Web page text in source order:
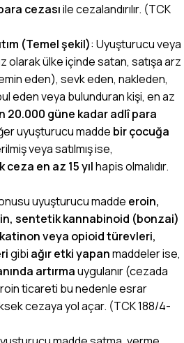
cezasıile cezalandırılır. (TCK
(Temel şekil): Uyuşturucu veya
olarak ülke içinde satan, satışa arz
eden), sevk eden, nakleden,
eden veya bulunduran kişi, en az
20.000 güne kadar adlî para
uyuşturucu madde bir çocuğa
veya satılmış ise,
en az 15 yılhapis olmalıdır.
uyuşturucu madde eroin,
sentetik kannabinoid (bonzai)
veya opioid türevleri,
gibi ağır etki yapanmaddeler ise,
artırmauygulanır (cezada
ticareti bu nedenle esrar
cezaya yol açar. (TCK 188/4-